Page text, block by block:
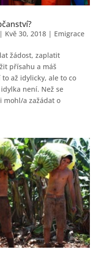
Kvě 30, 2018| Emigrace
žádost, zaplatit
přísahu a máš
až idylicky, ale to co
není. Než se
mohl/a zažádat o